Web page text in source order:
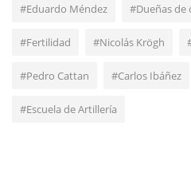
#Eduardo Méndez #Dueñas de
#Fertilidad #Nicolás Krögh
#Pedro Cattan #Carlos Ibáñez
#Escuela de Artillería